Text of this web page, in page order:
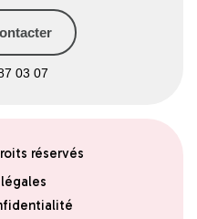
03 07
réservés